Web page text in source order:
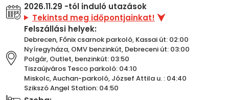
2026.11.29 -tól induló utazások
Tekintsd meg időpontjainkat!
Felszállási helyek:
Debrecen, Főnix csarnok parkoló, Kassai út: 02:00
Nyíregyháza, OMV benzinkút, Debreceni út: 03:00
Polgár, Outlet, benzinkút: 03:50
Tiszaújváros Tesco parkoló: 04:10
Miskolc, Auchan-parkoló, József Attila u. : 04:40
Szikszó Angel Station: 04:50